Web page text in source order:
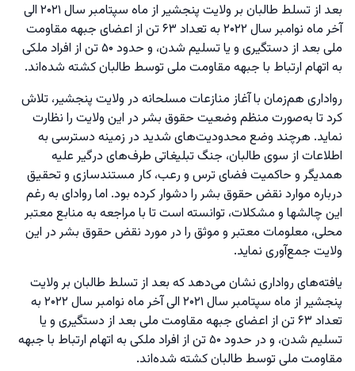
بعد از تسلط طالبان بر ولایت پنجشیر از ماه سپتامبر سال ۲۰۲۱ الی
آخر ماه نوامبر سال ۲۰۲۲ به تعداد ۶۳ تن از اعضای جبهه مقاومت
ملی بعد از دستگیری و یا تسلیم شدن، و حدود ۵۰ تن از افراد ملکی
به اتهام ارتباط با جبهه مقاومت ملی توسط طالبان کشته شده‌اند.
رواداری هم‌زمان با آغاز منازعات مسلحانه در ولایت پنجشیر، تلاش
کرد تا به‌صورت منظم وضعیت حقوق بشر در این ولایت را نظارت
نماید. هرچند وضع محدودیت‌های شدید در زمینه دسترسی به
اطلاعات از سوی طالبان، جنگ تبلیغاتی طرف‌های درگیر علیه
همدیگر و حاکمیت فضای ترس و رعب، کار مستندسازی و تحقیق
درباره موارد نقض حقوق بشر را دشوار کرده بود. اما روادای به رغم
این چالشها و مشکلات، توانسته است تا با مراجعه به منابع معتبر
محلی، معلومات معتبر و موثق را در مورد نقض حقوق بشر در این
ولایت جمع‌آوری نماید.
یافته‌های رواداری نشان می‌دهد که بعد از تسلط طالبان بر ولایت
پنجشیر از ماه سپتامبر سال ۲۰۲۱ الی آخر ماه نوامبر سال ۲۰۲۲ به
تعداد ۶۳ تن از اعضای جبهه مقاومت ملی بعد از دستگیری و یا
تسلیم شدن، و در حدود ۵۰ تن از افراد ملکی به اتهام ارتباط با جبهه
مقاومت ملی توسط طالبان کشته شده‌اند.